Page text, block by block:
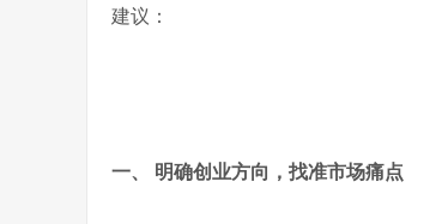
建议：
一、 明确创业方向，找准市场痛点